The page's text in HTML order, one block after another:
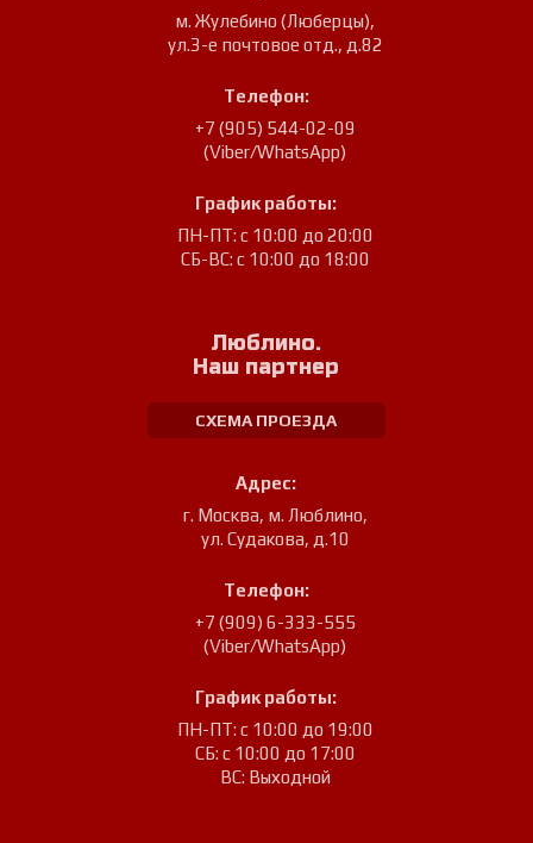
м. Жулебино (Люберцы),
ул.3-е почтовое отд., д.82
Телефон:
+7 (905) 544-02-09
(Viber/WhatsApp)
График работы:
ПН-ПТ: с 10:00 до 20:00
СБ-ВС: с 10:00 до 18:00
Люблино.
Наш партнер
СХЕМА ПРОЕЗДА
Адрес:
г. Москва, м. Люблино,
ул. Судакова, д.10
Телефон:
+7 (909) 6-333-555
(Viber/WhatsApp)
График работы:
ПН-ПТ: с 10:00 до 19:00
СБ: с 10:00 до 17:00
ВС: Выходной